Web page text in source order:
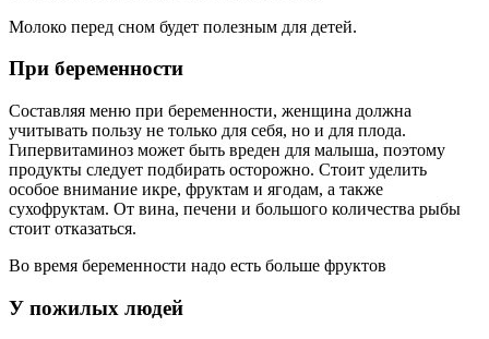
Молоко перед сном будет полезным для детей.
При беременности
Составляя меню при беременности, женщина должна
учитывать пользу не только для себя, но и для плода.
Гипервитаминоз может быть вреден для малыша, поэтому
продукты следует подбирать осторожно. Стоит уделить
особое внимание икре, фруктам и ягодам, а также
сухофруктам. От вина, печени и большого количества рыбы
стоит отказаться.
Во время беременности надо есть больше фруктов
У пожилых людей